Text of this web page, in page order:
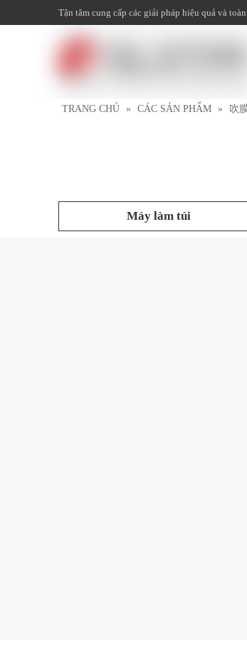
Tận tâm cung cấp các giải pháp hiệu quả và
TRANG CHỦ » CÁC SẢN PHẨM » 吹
Máy làm túi